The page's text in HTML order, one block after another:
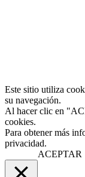
Este sitio utiliza
su navegación.
Al hacer clic en
cookies.
Para obtener más
privacidad.
ACEPTAR